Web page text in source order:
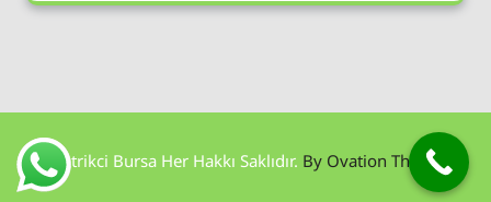
Elektrikci Bursa Her Hakkı Saklıdır. By Ovation Themes